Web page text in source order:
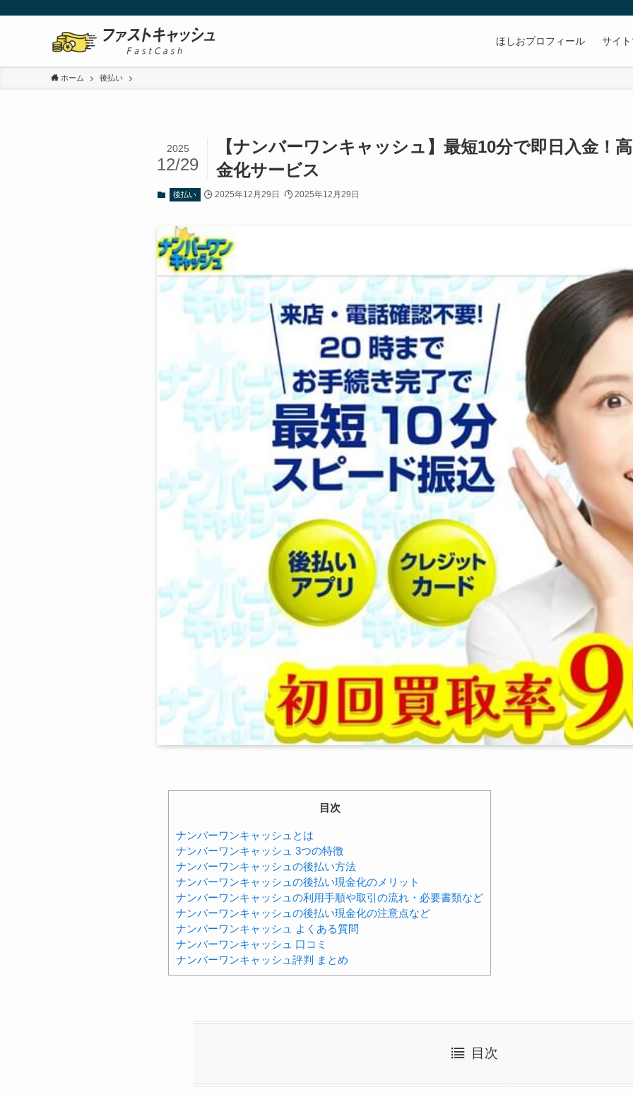
ほしおプロフィール サイ
ホーム 後払い
【ナンバーワンキャッシュ】最短10分で即日入金！
金化サービス
2025
12/29
後払い 2025年12月29日 2025年12月29日
目次
ナンバーワンキャッシュとは
ナンバーワンキャッシュ 3つの特徴
ナンバーワンキャッシュの後払い方法
ナンバーワンキャッシュの後払い現金化のメリット
ナンバーワンキャッシュの利用手順や取引の流れ・必要書類など
ナンバーワンキャッシュの後払い現金化の注意点など
ナンバーワンキャッシュ よくある質問
ナンバーワンキャッシュ 口コミ
ナンバーワンキャッシュ評判 まとめ
目次